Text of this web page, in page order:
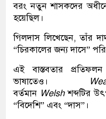
বরং নতুন শাসকদের
হয়েছিল।
গিলদাস লিখেছেন, তাঁর
“চিরকালের জন্য দাসে”
এই বাস্তবতার
ভাষাতেও।
বর্তমান Welshশব্দটির
“বিদেশি” এবং “দাস”।